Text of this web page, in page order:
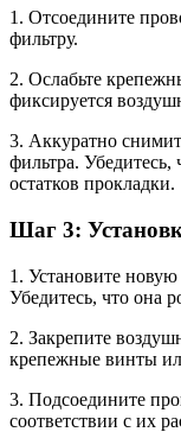
1. Отсоедините
фильтру.
2. Ослабьте
фиксируется
3. Аккуратно
фильтра. Убедитесь,
остатков прокладки.
Шаг 3:
1. Установите
Убедитесь, что она
2. Закрепите
крепежные винты
3. Подсоедините
соответствии с их